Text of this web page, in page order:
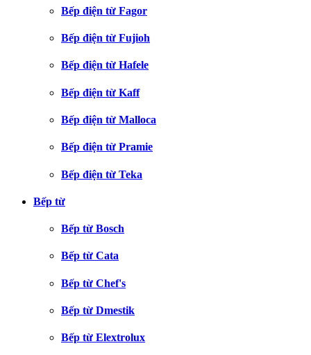
Bếp điện từ Fagor
Bếp điện từ Fujioh
Bếp điện từ Hafele
Bếp điện từ Kaff
Bếp điện từ Malloca
Bếp điện từ Pramie
Bếp điện từ Teka
Bếp từ
Bếp từ Bosch
Bếp từ Cata
Bếp từ Chef's
Bếp từ Dmestik
Bếp từ Elextrolux